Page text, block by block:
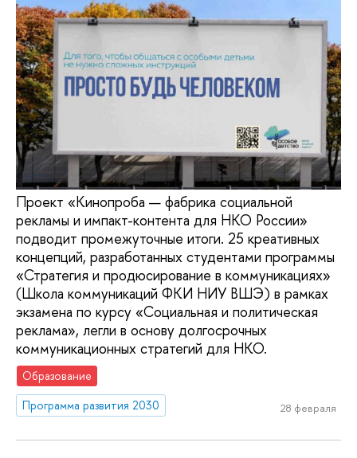
Проект «Кинопроба — фабрика социальной
рекламы и импакт-контента для НКО России»
подводит промежуточные итоги. 25 креативных
концепций, разработанных студентами программы
«Стратегия и продюсирование в коммуникациях»
(Школа коммуникаций ФКИ НИУ ВШЭ) в рамках
экзамена по курсу «Социальная и политическая
реклама», легли в основу долгосрочных
коммуникационных стратегий для НКО.
Образование
Программа развития 2030
28 февраля